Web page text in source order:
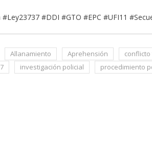
#DDI #GTO #EPC #UFI11
Allanamiento Aprehensión
investigación policial procedimiento